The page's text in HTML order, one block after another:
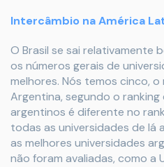
Intercâmbio na América
O Brasil se sai relativamente
os números gerais de
melhores. Nós temos cinco,
Argentina, segundo o
argentinos é diferente no
todas as universidades de lá
as melhores universidades
não foram avaliadas, como a